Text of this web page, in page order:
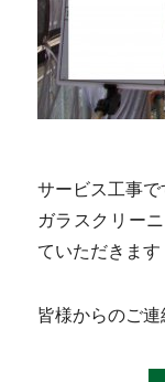
サービス工事で
ガラスクリー
ていただきます
皆様からのご連